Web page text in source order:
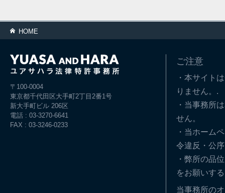
HOME
〒100-0004
東京都千代田区大手町2丁目2番1号
新大手町ビル 206区
電話 : 03-3270-6641
FAX : 03-3246-0233
ご注意
・本サイト
りません。.
・当事務所
せん。
・当ホーム
令違反・公
・弊所の品
をお願いす
当事務所の